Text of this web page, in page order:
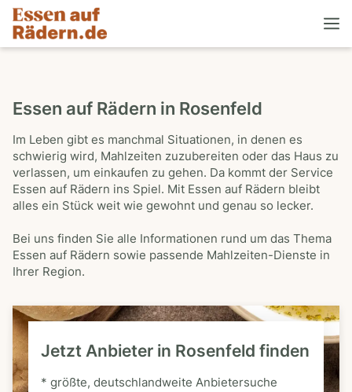
Essen auf Rädern in Rosenfeld
Im Leben gibt es manchmal Situationen, in denen es
schwierig wird, Mahlzeiten zuzubereiten oder das Haus zu
verlassen, um einkaufen zu gehen. Da kommt der Service
Essen auf Rädern ins Spiel. Mit Essen auf Rädern bleibt
alles ein Stück weit wie gewohnt und genau so lecker.
Bei uns finden Sie alle Informationen rund um das Thema
Essen auf Rädern sowie passende Mahlzeiten-Dienste in
Ihrer Region.
Jetzt Anbieter in Rosenfeld finden
* größte, deutschlandweite Anbietersuche